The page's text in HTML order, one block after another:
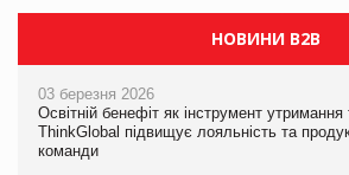
НОВИНИ B2B
03 березня 2026
Освітній бенефіт як інструмент утримання
ThinkGlobal підвищує лояльність та
команди